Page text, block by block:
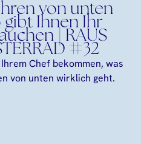
von unten
gibt Ihnen Ihr
| RAUS
#32
Ihrem Chef bekommen, was
von unten wirklich geht.